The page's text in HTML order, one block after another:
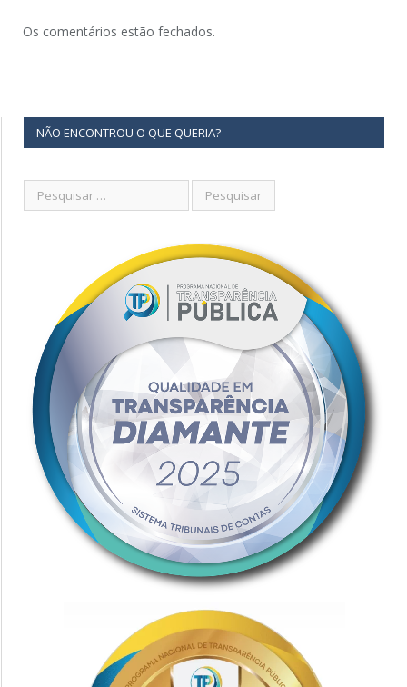
Os comentários estão fechados.
NÃO ENCONTROU O QUE QUERIA?